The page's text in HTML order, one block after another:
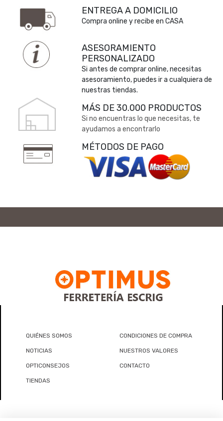
ENTREGA A DOMICILIO
Compra online y recibe en CASA
ASESORAMIENTO
PERSONALIZADO
Si antes de comprar online, necesitas
asesoramiento, puedes ir a cualquiera de
nuestras tiendas.
MÁS DE 30.000 PRODUCTOS
Si no encuentras lo que necesitas, te
ayudamos a encontrarlo
MÉTODOS DE PAGO
QUIÉNES SOMOS CONDICIONES DE COMPRA
NOTICIAS NUESTROS VALORES
OPTICONSEJOS CONTACTO
TIENDAS